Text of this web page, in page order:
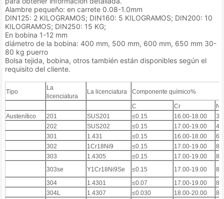
Alambre pequeño: en carrete 0.08-1.0mm
DIN125: 2 KILOGRAMOS; DIN160: 5 KILOGRAMOS; DIN200: 10
KILOGRAMOS; DIN250: 15 KG;
En bobina 1-12 mm
diámetro de la bobina: 400 mm, 500 mm, 600 mm, 650 mm 30-
80 kg puerro
Bolsa tejida, bobina, otros también están disponibles según el
requisito del cliente.
Tipo
La
licenciatura
La licenciatura Componente químico%
C Cr
Ni
Austenítico
201 SUS201 ≤0.15 16.00-18.00
202
SUS202 ≤0.15 17.00-19.00
301
1.431 ≤0.15 16.00-18.00
302
1Cr18Ni9 ≤0.15 17.00-19.00
303
1.4305 ≤0.15 17.00-19.00
303se
Y1Cr18Ni9Se ≤0.15 17.00-19.00
304
1.4301 ≤0.07 17.00-19.00
304L
1.4307 ≤0.030 18.00-20.00